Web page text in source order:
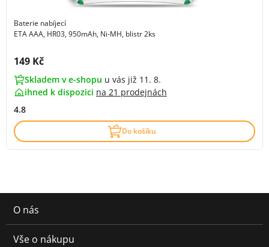
Baterie nabíjecí
ETA AAA, HR03, 950mAh, Ni-MH, blistr 2ks
Cena s DPH:
149 Kč
Skladem v e-shopu u vás již 11. 8.
ihned k dispozici na 21 prodejnách
4.8
Do košíku
O nás
Vše o nákupu